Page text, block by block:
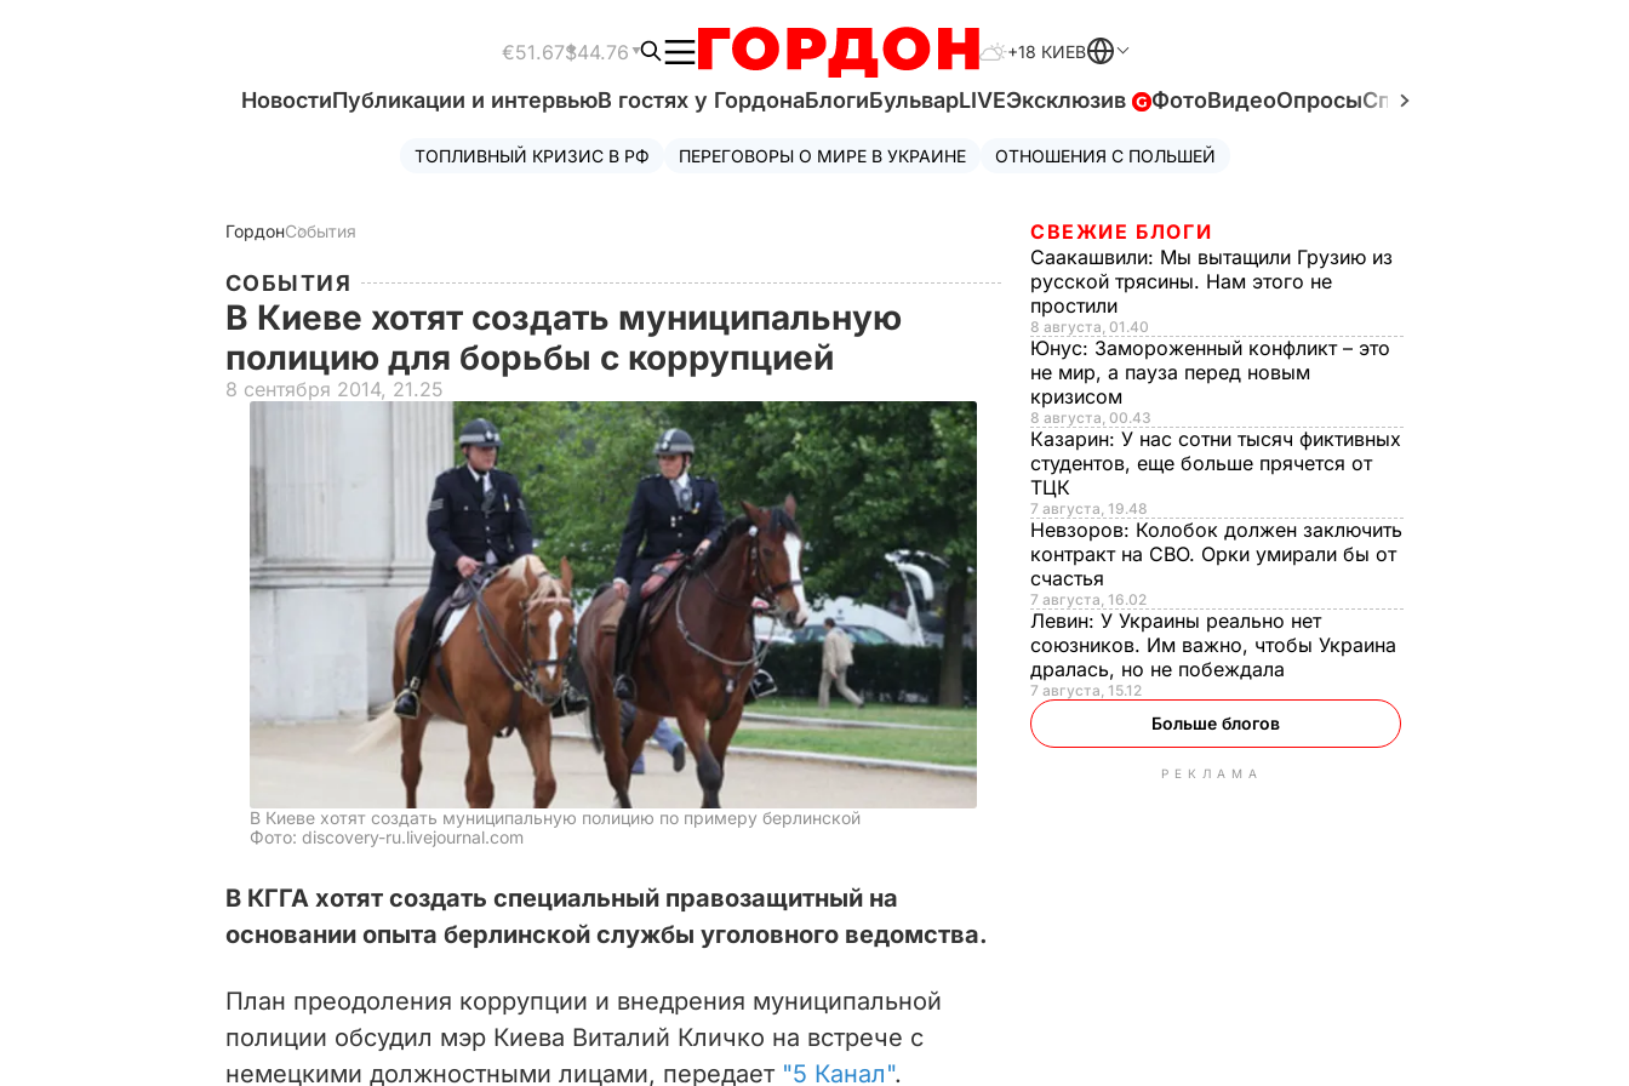
€51.67$44.76 +18 КИЕВ
НовостиПубликации и интервьюВ гостях у ГордонаБлогиБульварLIVEЭксклюзив ФотоВидеоОпросыСпецпроекты
ТОПЛИВНЫЙ КРИЗИС В РФ ПЕРЕГОВОРЫ О МИРЕ В УКРАИНЕ ОТНОШЕНИЯ С ПОЛЬШЕЙ
ГордонСобытия
СОБЫТИЯ
В Киеве хотят создать муниципальную
полицию для борьбы с коррупцией
8 сентября 2014, 21.25
В Киеве хотят создать муниципальную полицию по примеру берлинской
Фото: discovery-ru.livejournal.com
В КГГА хотят создать специальный правозащитный на
основании опыта берлинской службы уголовного ведомства.
План преодоления коррупции и внедрения муниципальной
полиции обсудил мэр Киева Виталий Кличко на встрече с
немецкими должностными лицами, передает "5 Канал".
СВЕЖИЕ БЛОГИ
Саакашвили: Мы вытащили Грузию из
русской трясины. Нам этого не
простили
8 августа, 01.40
Юнус: Замороженный конфликт – это
не мир, а пауза перед новым
кризисом
8 августа, 00.43
Казарин: У нас сотни тысяч фиктивных
студентов, еще больше прячется от
ТЦК
7 августа, 19.48
Невзоров: Колобок должен заключить
контракт на СВО. Орки умирали бы от
счастья
7 августа, 16.02
Левин: У Украины реально нет
союзников. Им важно, чтобы Украина
дралась, но не побеждала
7 августа, 15.12
Больше блогов
РЕКЛАМА